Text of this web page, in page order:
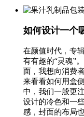
如何设计一个
在颜值时代，专
有有趣的“灵魂”
面，我想向消费
来看看如何用盒
中，我们一般更
设计的冷色和一
感，封面的布局